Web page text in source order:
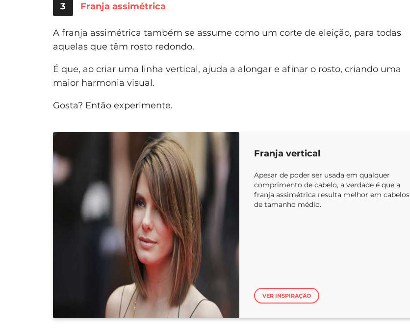
3 Franja assimétrica
A franja assimétrica também se assume como um corte de eleição, para todas
aquelas que têm rosto redondo.
É que, ao criar uma linha vertical, ajuda a alongar e afinar o rosto, criando uma
maior harmonia visual.
Gosta? Então experimente.
Franja vertical
Apesar de poder ser usada em qualquer
comprimento de cabelo, a verdade é que a
franja assimétrica resulta melhor em cabelos
de tamanho médio.
VER INSPIRAÇÃO